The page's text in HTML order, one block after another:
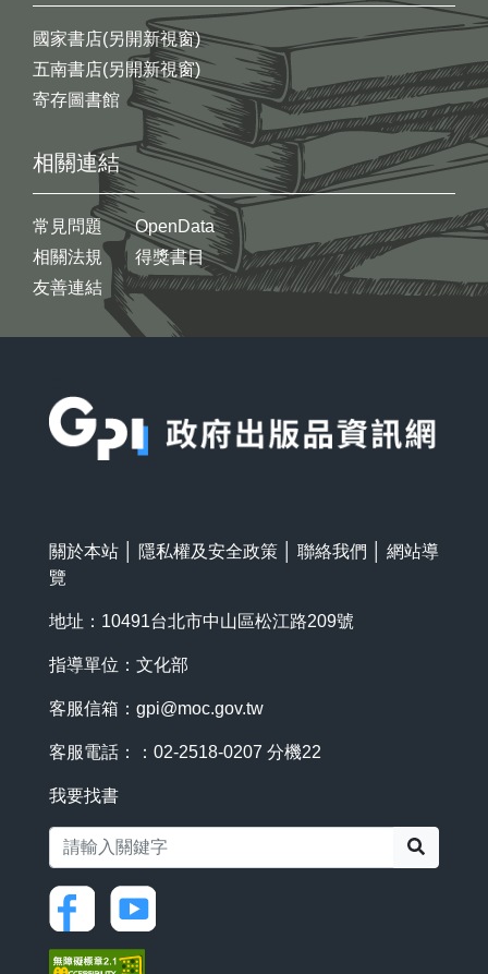
國家書店(另開新視窗)
五南書店(另開新視窗)
寄存圖書館
相關連結
常見問題
相關法規
友善連結
OpenData
得獎書目
關於本站 隱私權及安全政策 聯絡我們
網站導
覽
地址：10491台北市中山區松江路209號
指導單位：文化部
客服信箱： gpi@moc.gov.tw
客服電話：：02-2518-0207 分機22
我要找書